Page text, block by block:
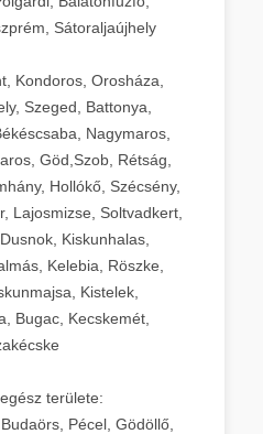
Sátoraljaújhely
Kondoros, Orosháza,
Szeged, Battonya,
Nagymaros,
Göd,Szob, Rétság,
Hollókő, Szécsény,
Lajosmizse, Soltvadkert,
Kiskunhalas,
Kelebia, Röszke,
Kistelek,
Bugac, Kecskemét,
területe:
Pécel, Gödöllő,